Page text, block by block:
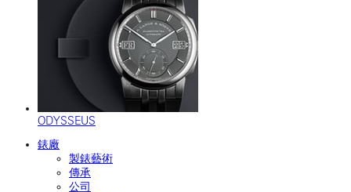
ODYSSEUS
錶廠
製錶藝術
傳承
公司